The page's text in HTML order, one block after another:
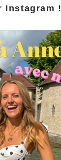
Instagram !